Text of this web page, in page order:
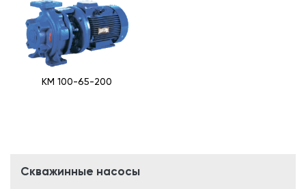
КМ 100-65-200
Скважинные насосы